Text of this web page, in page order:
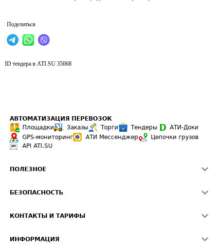
Поделиться
ID тендера в ATI.SU 35068
АВТОМАТИЗАЦИЯ ПЕРЕВОЗОК
Площадки
Заказы Торги Тендеры
АТИ-Доки
GPS-мониторинг
АТИ Мессенджер
Цепочки грузов
API ATI.SU
ПОЛЕЗНОЕ
Звезды ATI.SU на вашем сайте
Средние ставки
БЕЗОПАСНОСТЬ
Светофор+
КОНТАКТЫ И ТАРИФЫ
ИНФОРМАЦИЯ